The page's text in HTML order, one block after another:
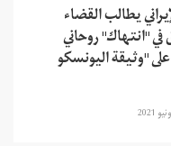
يطالب القضاء
"انتهاك" روحاني
"وثيقة اليونسكو